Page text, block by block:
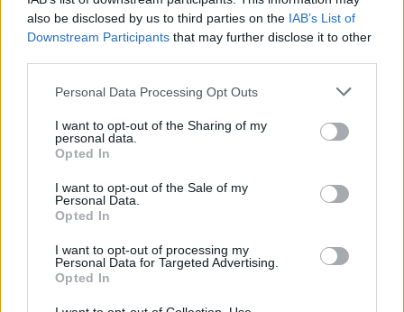
also be disclosed by us to third parties on the IAB’s List of
Downstream Participants that may further disclose it to other
Personal Data Processing Opt Outs
I want to opt-out of the Sharing of my
personal data.
Opted In
I want to opt-out of the Sale of my
Personal Data.
Opted In
I want to opt-out of processing my
Personal Data for Targeted Advertising.
Opted In
Θάλασσας του Δήμου Μουδανιών. Το ίδιο έτος
Φεστιβαλ Νέων Δημιουργών Κοζάνης ‘Νικόλας
Άσιμος’ με το ‘Χαρούμενο τραγούδι’. Συμμετέχει
στο αφιέρωμα για τους Μίκη Θεοδωράκη και
Μάνο Χατζιδάκι ‘Βίοι Παράλληλοι (
Χαιρώνεια,2010), και σε αφιέρωμα στον
Τιθωρέα. Συνεργάζεται το 2010 σε συναυλίες με
τη Μαρία Φαραντούρη, το Νίκο Δημητράτο, τη
Λιζέτα Καλημέρη, την Πόπη Αστεριάδη, τον Τάκη